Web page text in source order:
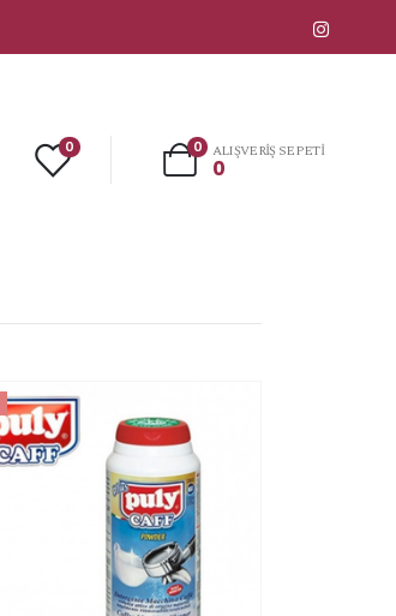
0 0 ALIŞVERIŞ SEPETI
0